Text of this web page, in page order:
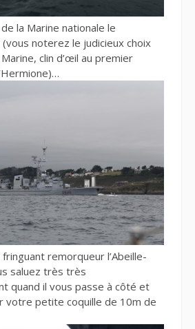
la Marine nationale le
noterez le judicieux choix
clin d’œil au premier
remorqueur l’Abeille-
saluez très très
quand il vous passe à côté et
votre petite coquille de 10m de